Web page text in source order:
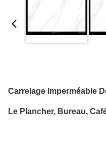
Carrelage Imperméable
Le Plancher, Bureau,